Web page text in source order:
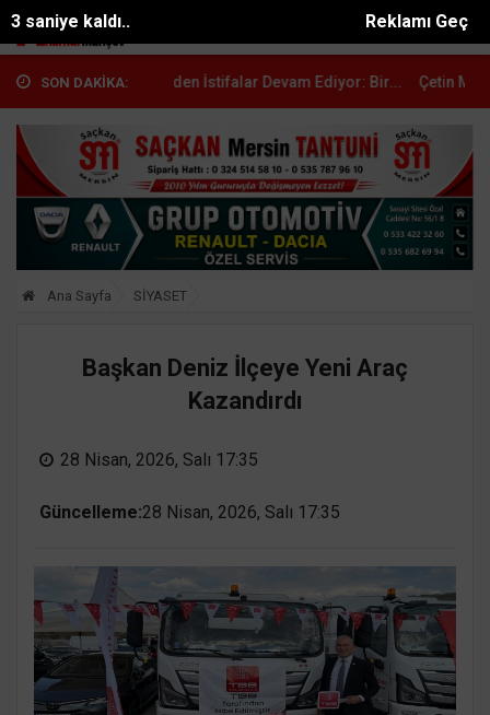
Reklamı Geç
2 saniye kaldı..
SON DAKİKA:
CHP'den İstifalar Devam Ediyor: Bir... Çetin Mutlu: "YENİ
Ana Sayfa SİYASET
Başkan Deniz İlçeye Yeni Araç
Kazandırdı
28 Nisan, 2026, Salı 17:35
Güncelleme:28 Nisan, 2026, Salı 17:35